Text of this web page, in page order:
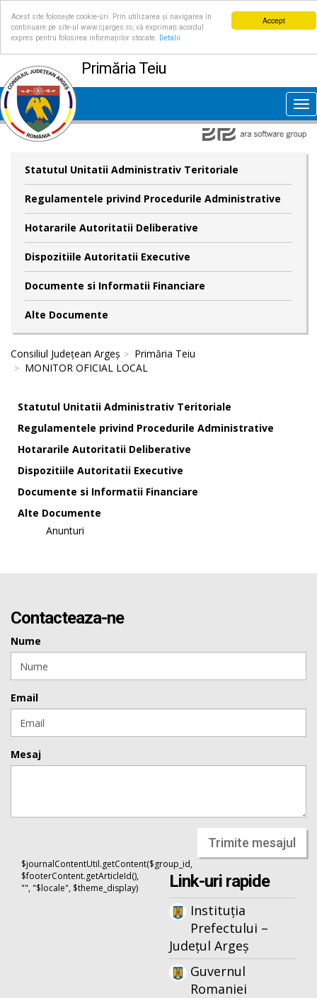
Accept
Acest site folosește cookie-uri. Prin utilizarea și navigarea în
continuare pe site-ul www.cjarges.ro, vă exprimați acordul
expres pentru folosirea informațiilor stocate.
Detalii
Primăria Teiu
Statutul Unitatii Administrativ Teritoriale
Regulamentele privind Procedurile Administrative
Hotararile Autoritatii Deliberative
Dispozitiile Autoritatii Executive
Documente si Informatii Financiare
Alte Documente
Consiliul Județean Argeș
Primăria Teiu
MONITOR OFICIAL LOCAL
Statutul Unitatii Administrativ Teritoriale
Regulamentele privind Procedurile Administrative
Hotararile Autoritatii Deliberative
Dispozitiile Autoritatii Executive
Documente si Informatii Financiare
Alte Documente
Anunturi
Contacteaza-ne
Nume
Email
Mesaj
Trimite mesajul
$journalContentUtil.getContent($group_id,
$footerContent.getArticleId(),
"", "$locale", $theme_display)
Link-uri rapide
Instituția
Prefectului –
Județul Argeș
Guvernul
Romaniei